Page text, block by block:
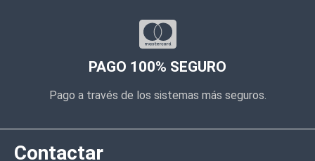
PAGO 100% SEGURO
Pago a través de los sistemas más seguros.
Contactar